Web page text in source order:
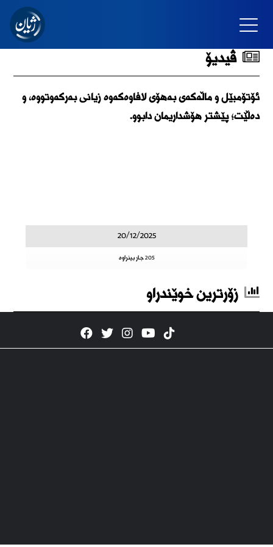
ڤیدیۆ
ئۆتۆمبێل و ماڵەکەی بەهۆی لافاوەکەوە زیانی بەرکەوتووە، و
دەڵێت؛ پێشتر هۆشداریمان دابوو.
20/12/2025
205 جار بینراوە
زۆرترین خوێندراو